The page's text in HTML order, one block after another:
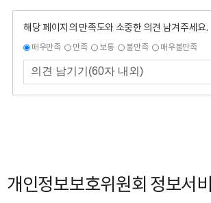
해당 페이지의 만족도와 소중한 의견 남겨주세요.
매우만족 만족 보통 불만족 매우불만족
개인정보보호위원회 정보서